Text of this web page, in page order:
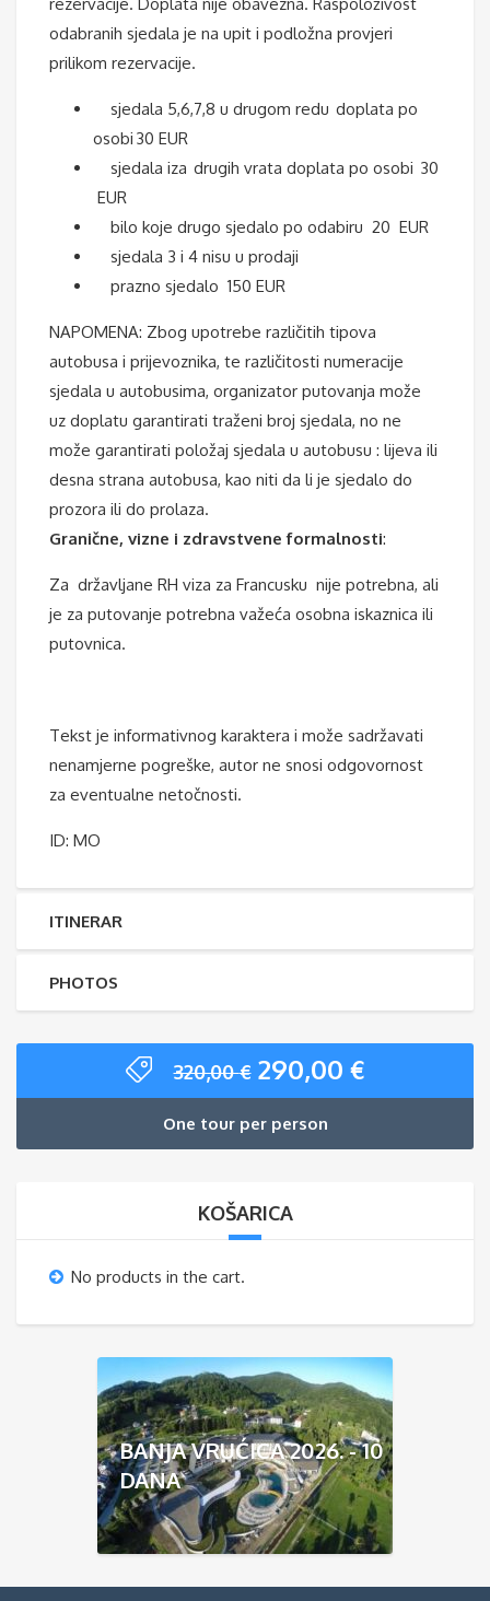
odabranih sjedala je na upit i podložna provjeri
prilikom rezervacije.
sjedala 5,6,7,8 u drugom redu doplata po
osobi 30 EUR
sjedala iza drugih vrata doplata po osobi 30
EUR
bilo koje drugo sjedalo po odabiru 20 EUR
sjedala 3 i 4 nisu u prodaji
prazno sjedalo 150 EUR
NAPOMENA: Zbog upotrebe različitih tipova
autobusa i prijevoznika, te različitosti numeracije
sjedala u autobusima, organizator putovanja može
uz doplatu garantirati traženi broj sjedala, no ne
može garantirati položaj sjedala u autobusu : lijeva ili
desna strana autobusa, kao niti da li je sjedalo do
prozora ili do prolaza.
Granične, vizne i zdravstvene formalnosti:
Za državljane RH viza za Francusku nije potrebna, ali
je za putovanje potrebna važeća osobna iskaznica ili
putovnica.
Tekst je informativnog karaktera i može sadržavati
nenamjerne pogreške, autor ne snosi odgovornost
za eventualne netočnosti.
ID: MO
ITINERAR
PHOTOS
320,00€ 290,00 €
One tour per person
KOŠARICA
No products in the cart.
BANJA VRUĆICA 2026. - 10
DANA